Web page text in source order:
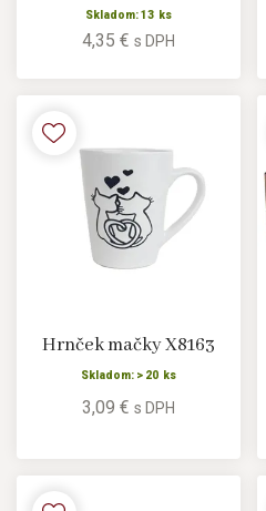
Skladom: 13 ks
4,35 € s DPH
Hrnček mačky X8163
Skladom: > 20 ks
3,09 € s DPH